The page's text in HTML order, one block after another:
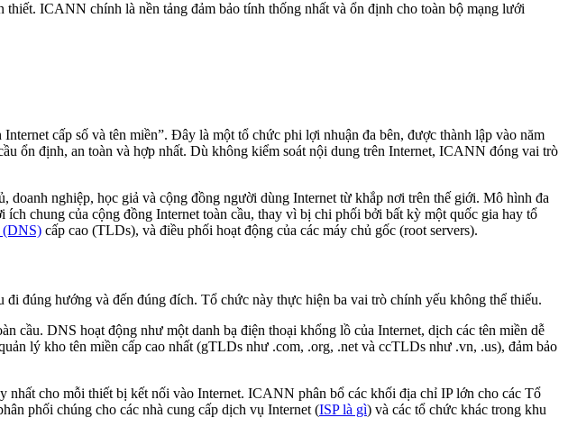
ICANN chính là nền tảng đảm bảo tính thống nhất và ổn định cho toàn bộ mạng lưới
cấp số và tên miền”. Đây là một tổ chức phi lợi nhuận đa bên, được thành lập vào năm
ổn định, an toàn và hợp nhất. Dù không kiểm soát nội dung trên Internet, ICANN đóng vai trò
nghiệp, học giả và cộng đồng người dùng Internet từ khắp nơi trên thế giới. Mô hình đa
chung của cộng đồng Internet toàn cầu, thay vì bị chi phối bởi bất kỳ một quốc gia hay tổ
(DNS) cấp cao (TLDs), và điều phối hoạt động của các máy chủ gốc (root servers).
đúng hướng và đến đúng đích. Tổ chức này thực hiện ba vai trò chính yếu không thể thiếu.
cầu. DNS hoạt động như một danh bạ điện thoại khổng lồ của Internet, dịch các tên miền dễ
lý kho tên miền cấp cao nhất (gTLDs như .com, .org, .net và ccTLDs như .vn, .us), đảm bảo
nhất cho mỗi thiết bị kết nối vào Internet. ICANN phân bổ các khối địa chỉ IP lớn cho các Tổ
phối chúng cho các nhà cung cấp dịch vụ Internet (ISP là gì) và các tổ chức khác trong khu